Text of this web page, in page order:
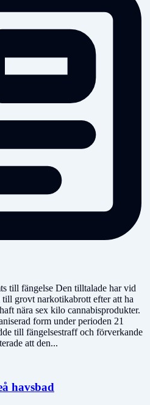
till fängelse Den tilltalade har vid
grovt narkotikabrott efter att ha
nära sex kilo cannabisprodukter.
form under perioden 21
till fängelsestraff och förverkande
att den...
havsbad